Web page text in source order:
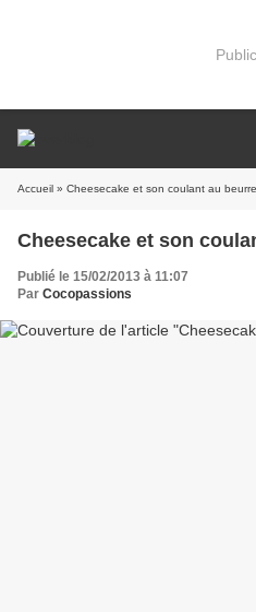
Accueil » Cheesecake et son coulant au
Cheesecake et son
Publié le 15/02/2013 à 11:07
Par Cocopassions